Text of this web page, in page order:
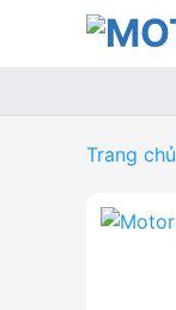
Trang chủ